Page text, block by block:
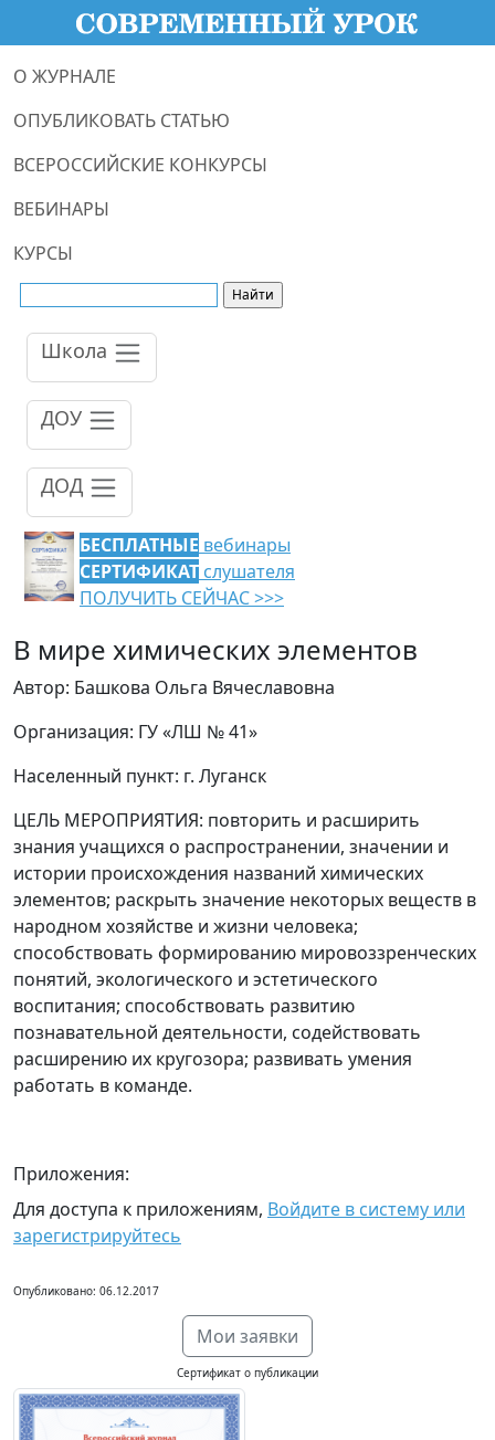
О ЖУРНАЛЕ
ОПУБЛИКОВАТЬ СТАТЬЮ
ВСЕРОССИЙСКИЕ КОНКУРСЫ
ВЕБИНАРЫ
КУРСЫ
Школа
ДОУ
ДОД
БЕСПЛАТНЫЕ вебинары
СЕРТИФИКАТ слушателя
ПОЛУЧИТЬ СЕЙЧАС >>>
В мире химических элементов
Автор: Башкова Ольга Вячеславовна
Организация: ГУ «ЛШ № 41»
Населенный пункт: г. Луганск
ЦЕЛЬ МЕРОПРИЯТИЯ: повторить и расширить
знания учащихся о распространении, значении и
истории происхождения названий химических
элементов; раскрыть значение некоторых веществ в
народном хозяйстве и жизни человека;
способствовать формированию мировоззренческих
понятий, экологического и эстетического
воспитания; способствовать развитию
познавательной деятельности, содействовать
расширению их кругозора; развивать умения
работать в команде.
Приложения:
Для доступа к приложениям, Войдите в систему или
зарегистрируйтесь
Опубликовано: 06.12.2017
Мои заявки
Сертификат о публикации